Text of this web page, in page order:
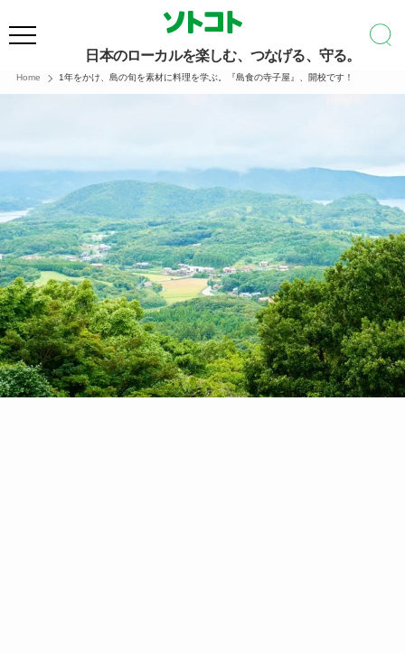
日本のローカルを楽しむ、つなげる、守る。
Home 1年をかけ、島の旬を素材に料理を学ぶ。『島食の寺子屋』、開校です！